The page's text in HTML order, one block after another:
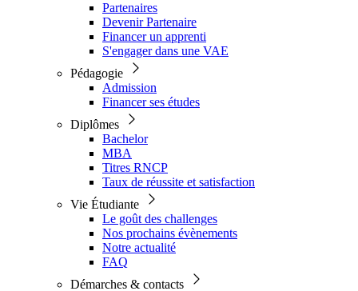
Partenaires
Devenir Partenaire
Financer un apprenti
S'engager dans une VAE
Pédagogie
Admission
Financer ses études
Diplômes
Bachelor
MBA
Titres RNCP
Taux de réussite et satisfaction
Vie Étudiante
Le goût des challenges
Nos prochains évènements
Notre actualité
FAQ
Démarches & contacts